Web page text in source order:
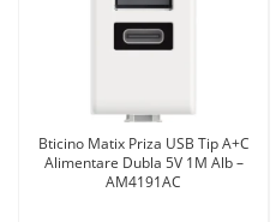
Bticino Matix Priza USB Tip A+C
Alimentare Dubla 5V 1M Alb –
AM4191AC